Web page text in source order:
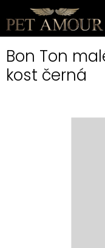
obsah
Bon Ton
kost černá